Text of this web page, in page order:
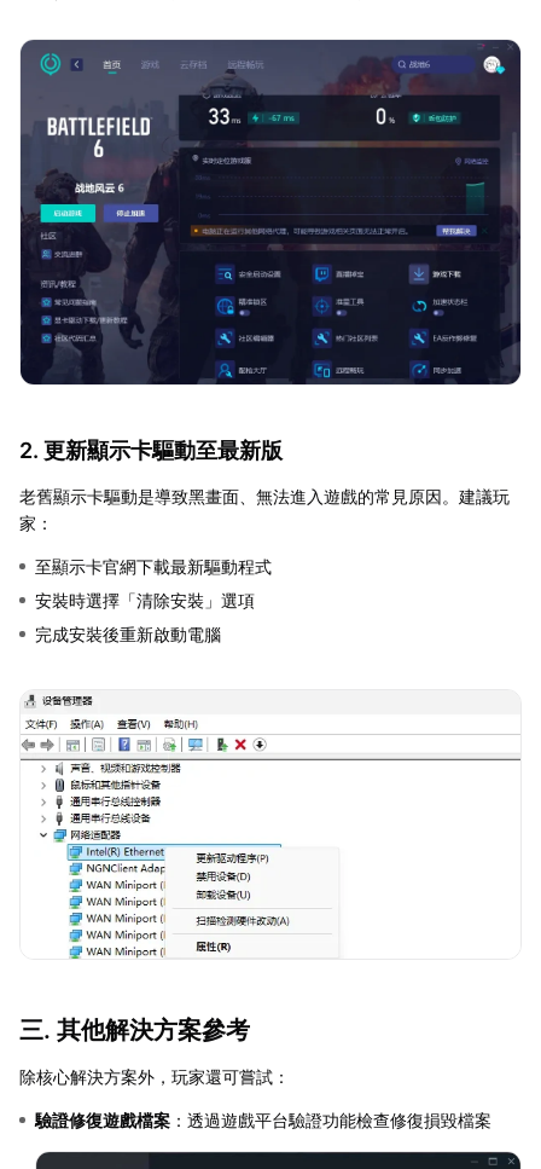
2. 更新顯示卡驅動至最新版
老舊顯示卡驅動是導致黑畫面、無法進入遊戲的常見原因。建議玩
家：
至顯示卡官網下載最新驅動程式
安裝時選擇「清除安裝」選項
完成安裝後重新啟動電腦
三. 其他解決方案參考
除核心解決方案外，玩家還可嘗試：
驗證修復遊戲檔案 ：透過遊戲平台驗證功能檢查修復損毀檔案